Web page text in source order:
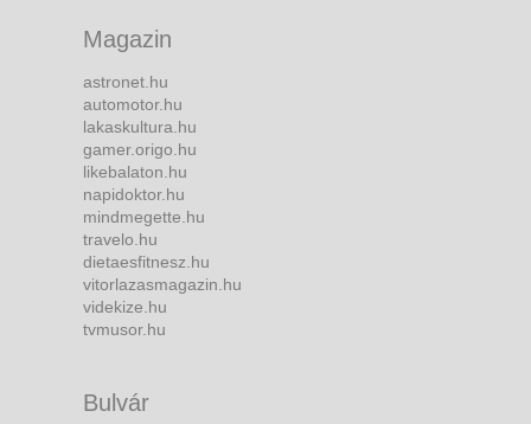
Magazin
astronet.hu
automotor.hu
lakaskultura.hu
gamer.origo.hu
likebalaton.hu
napidoktor.hu
mindmegette.hu
travelo.hu
dietaesfitnesz.hu
vitorlazasmagazin.hu
videkize.hu
tvmusor.hu
Bulvár